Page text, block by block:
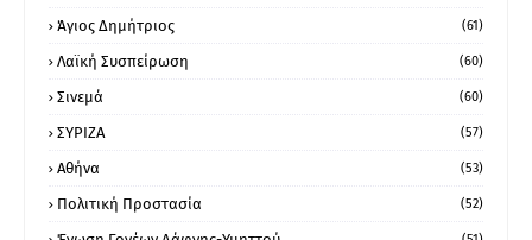
Άγιος Δημήτριος (61)
Λαϊκή Συσπείρωση (60)
Σινεμά (60)
ΣΥΡΙΖΑ (57)
Αθήνα (53)
Πολιτική Προστασία (52)